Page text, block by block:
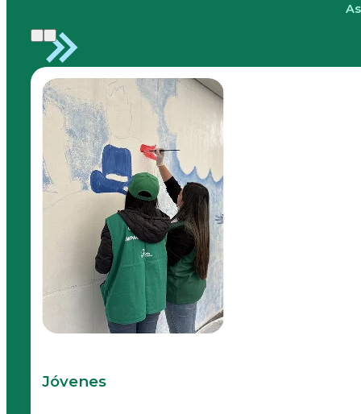
Jóvenes